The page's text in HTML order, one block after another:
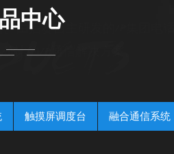
中心
由启赛自主研发的IP集团电
比的IP通信解决方案。
触摸屏调度台 融合通信系统